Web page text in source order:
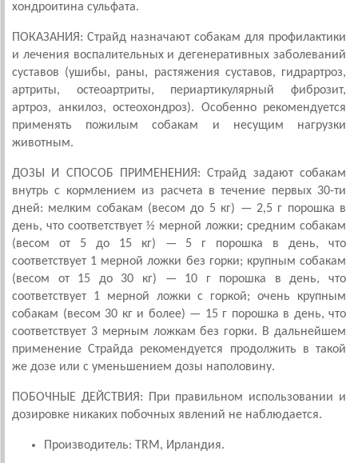
хондроитина сульфата.
ПОКАЗАНИЯ: Страйд назначают собакам для профилактики
и лечения воспалительных и дегенеративных заболеваний
суставов (ушибы, раны, растяжения суставов, гидрартроз,
артриты, остеоартриты, периартикулярный фиброзит,
артроз, анкилоз, остеохондроз). Особенно рекомендуется
применять пожилым собакам и несущим нагрузки
животным.
ДОЗЫ И СПОСОБ ПРИМЕНЕНИЯ: Страйд задают собакам
внутрь с кормлением из расчета в течение первых 30-ти
дней: мелким собакам (весом до 5 кг) — 2,5 г порошка в
день, что соответствует ½ мерной ложки; средним собакам
(весом от 5 до 15 кг) — 5 г порошка в день, что
соответствует 1 мерной ложки без горки; крупным собакам
(весом от 15 до 30 кг) — 10 г порошка в день, что
соответствует 1 мерной ложки с горкой; очень крупным
собакам (весом 30 кг и более) — 15 г порошка в день, что
соответствует 3 мерным ложкам без горки. В дальнейшем
применение Страйда рекомендуется продолжить в такой
же дозе или с уменьшением дозы наполовину.
ПОБОЧНЫЕ ДЕЙСТВИЯ: При правильном использовании и
дозировке никаких побочных явлений не наблюдается.
Производитель: TRM, Ирландия.